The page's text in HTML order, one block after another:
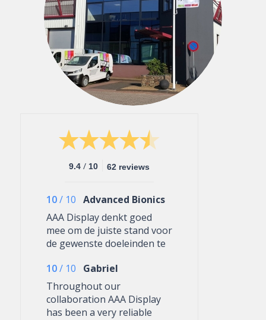
9.4 / 10 62 reviews
10 / 10 Advanced Bionics
AAA Display denkt goed
mee om de juiste stand voor
de gewenste doeleinden te
10 / 10
Gabriel
Throughout our
collaboration AAA Display
has been a very reliable